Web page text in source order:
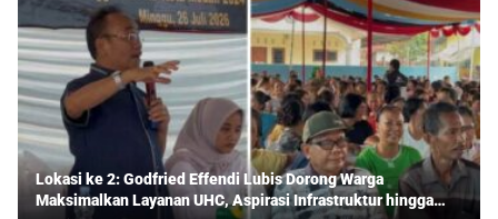
Lokasi ke 2: Godfried Effendi Lubis Dorong Warga
Maksimalkan Layanan UHC, Aspirasi Infrastruktur hingga